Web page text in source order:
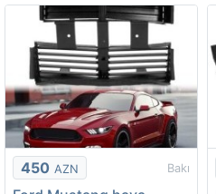
450 AZN Bakı